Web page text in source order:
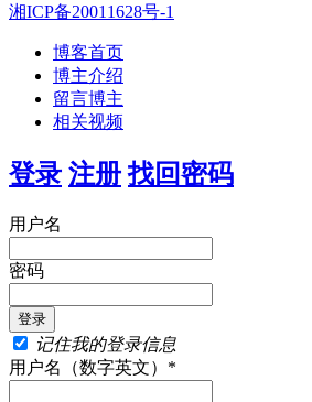
湘ICP备20011628号-1
博客首页
博主介绍
留言博主
相关视频
登录 注册 找回密码
用户名
密码
记住我的登录信息
用户名（数字英文）*